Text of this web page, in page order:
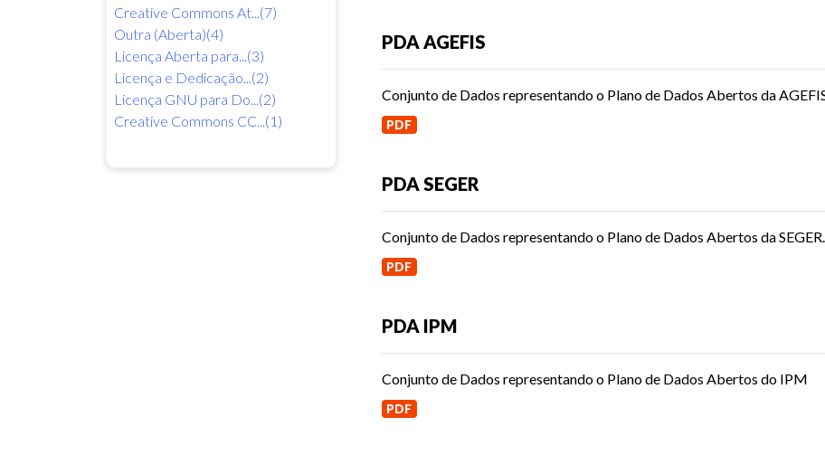
Creative Commons At...(7)
Outra (Aberta)(4)
Licença Aberta para...(3)
Licença e Dedicação...(2)
Licença GNU para Do...(2)
Creative Commons CC...(1)
PDA AGEFIS
Conjunto de Dados representando o Plano de Dados Abertos da
PDF
PDA SEGER
Conjunto de Dados representando o Plano de Dados Abertos da SEGER.
PDF
PDA IPM
Conjunto de Dados representando o Plano de Dados Abertos do IPM
PDF